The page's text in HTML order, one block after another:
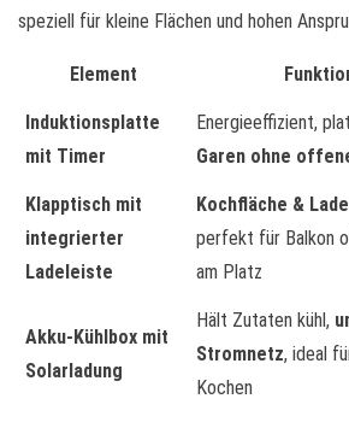
speziell für kleine Flächen und hohen
Element
Induktionsplatte
mit Timer
Energieeffizient,
Garen ohne
Klapptisch mit
integrierter
Ladeleiste
Kochfläche &
perfekt für Balkon
am Platz
Akku-Kühlbox mit
Solarladung
Hält Zutaten kühl,
Stromnetz, ideal
Kochen